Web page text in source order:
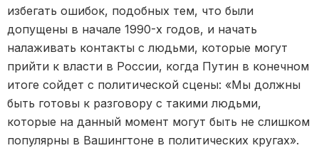
избегать ошибок, подобных тем, что были
допущены в начале 1990-х годов, и начать
налаживать контакты с людьми, которые могут
прийти к власти в России, когда Путин в конечном
итоге сойдет с политической сцены: «Мы должны
быть готовы к разговору с такими людьми,
которые на данный момент могут быть не слишком
популярны в Вашингтоне в политических кругах».